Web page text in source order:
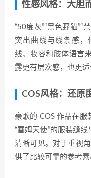
性感风格：大胆
“50度灰”“黑色野猫”“
突出曲线与线条感，
线、妆容和肢体语言
露更有层次感，也更适
COS风格：还原
豪歌的 COS 作品在
“雷姆天使”的服装缝
清晰可见。对于重视
供了比较可靠的参考素